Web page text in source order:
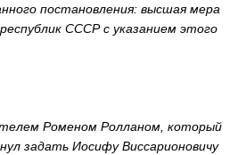
постановления: высшая мера
СССР с указанием этого
Роменом Ролланом, который
задать Иосифу Виссарионовичу